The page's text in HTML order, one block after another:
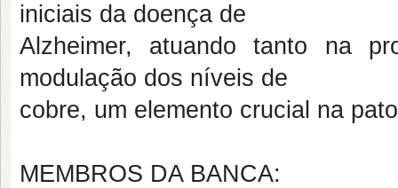
iniciais da doença de
Alzheimer, atuando tanto na
modulação dos níveis de
cobre, um elemento crucial na
MEMBROS DA BANCA: